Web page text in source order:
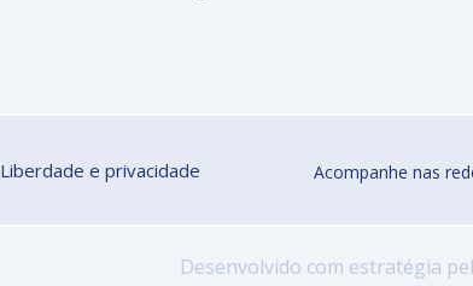
Liberdade e privacidade Acompanhe nas
Desenvolvido com estratégia